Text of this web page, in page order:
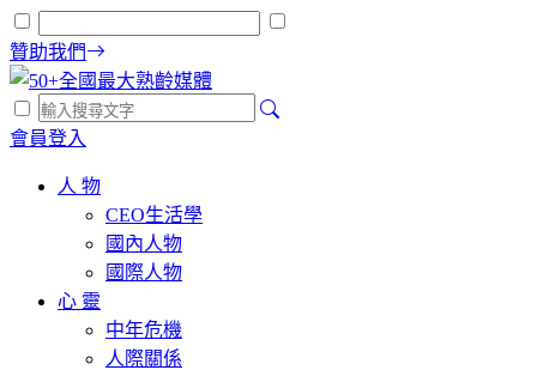
贊助我們
會員登入
人 物
CEO生活學
國內人物
國際人物
心 靈
中年危機
人際關係